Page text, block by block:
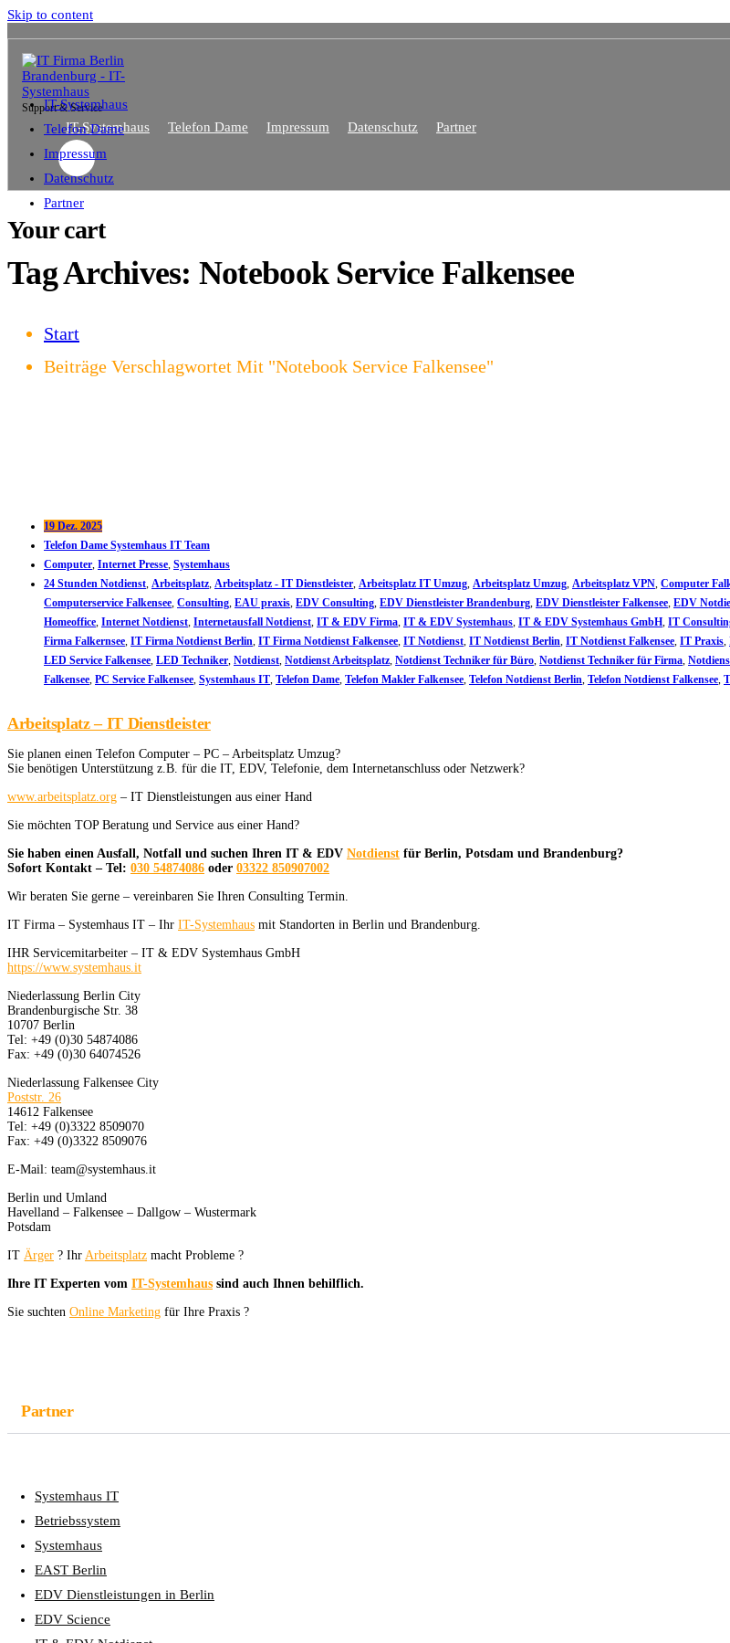
Skip to content
Support & Service
IT-Systemhaus Telefon Dame Impressum Datenschutz Partner
IT-Systemhaus
Telefon Dame
Impressum
Datenschutz
Partner
Your cart
Tag Archives: Notebook Service Falkensee
Start
Beiträge Verschlagwortet Mit "Notebook Service Falkensee"
19 Dez. 2025
Telefon Dame Systemhaus IT Team
Computer Internet Presse Systemhaus
24 Stunden Notdienst Arbeitsplatz Arbeitsplatz - IT Dienstleister Arbeitsplatz IT Umzug Arbeitsplatz Umzug Arbeitsplatz VPN Computer
Computerservice Falkensee Consulting EAU praxis EDV Consulting EDV Dienstleister Brandenburg EDV Dienstleister Falkensee EDV
Homeoffice Internet Notdienst Internetausfall Notdienst IT & EDV Firma IT & EDV Systemhaus IT & EDV Systemhaus GmbH IT
Firma Falkernsee IT Firma Notdienst Berlin IT Firma Notdienst Falkensee IT Notdienst IT Notdienst Berlin IT Notdienst Falkensee IT Praxis
LED Service Falkensee LED Techniker Notdienst Notdienst Arbeitsplatz Notdienst Techniker für Büro Notdienst Techniker für Firma
Falkensee PC Service Falkensee Systemhaus IT Telefon Dame Telefon Makler Falkensee Telefon Notdienst Berlin Telefon Notdienst Falkensee
Arbeitsplatz – IT Dienstleister
Sie planen einen Telefon Computer – PC – Arbeitsplatz Umzug?
Sie benötigen Unterstützung z.B. für die IT, EDV, Telefonie, dem Internetanschluss oder Netzwerk?
www.arbeitsplatz.org – IT Dienstleistungen aus einer Hand
Sie möchten TOP Beratung und Service aus einer Hand?
Sie haben einen Ausfall, Notfall und suchen Ihren IT & EDV Notdienst für Berlin, Potsdam und Brandenburg?
Sofort Kontakt – Tel: 030 54874086 oder 03322 850907002
Wir beraten Sie gerne – vereinbaren Sie Ihren Consulting Termin.
IT Firma – Systemhaus IT – Ihr IT-Systemhaus mit Standorten in Berlin und Brandenburg.
IHR Servicemitarbeiter – IT & EDV Systemhaus GmbH
https://www.systemhaus.it
Niederlassung Berlin City
Brandenburgische Str. 38
10707 Berlin
Tel: +49 (0)30 54874086
Fax: +49 (0)30 64074526
Niederlassung Falkensee City
Poststr. 26
14612 Falkensee
Tel: +49 (0)3322 8509070
Fax: +49 (0)3322 8509076
E-Mail: team@systemhaus.it
Berlin und Umland
Havelland – Falkensee – Dallgow – Wustermark
Potsdam
IT Ärger ? Ihr Arbeitsplatz macht Probleme ?
Ihre IT Experten vom IT-Systemhaus sind auch Ihnen behilflich.
Sie suchten Online Marketing für Ihre Praxis ?
Partner
Systemhaus IT
Betriebssystem
Systemhaus
EAST Berlin
EDV Dienstleistungen in Berlin
EDV Science